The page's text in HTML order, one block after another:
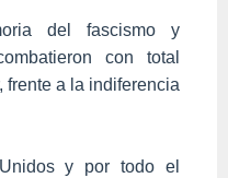
del fascismo y
con total
frente a la indiferencia
y por todo el